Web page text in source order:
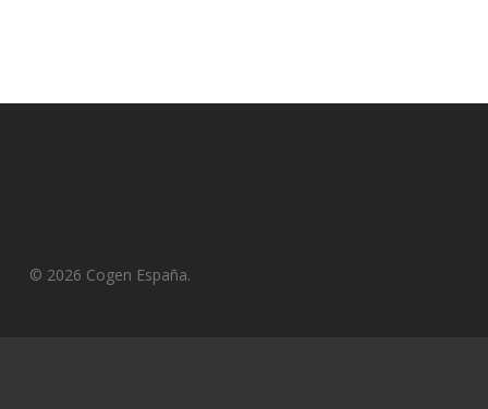
© 2026 Cogen España.